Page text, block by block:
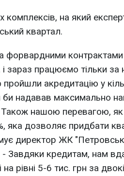
комплексів, на який
квартал.
форвардними
зараз працюємо тільки
акредитацію у
би надавав максимально
Також нашою перевагою,
яка дозволяє придбати
директор ЖК
Завдяки кредитам, нам
рівні 5-6 тис. грн за